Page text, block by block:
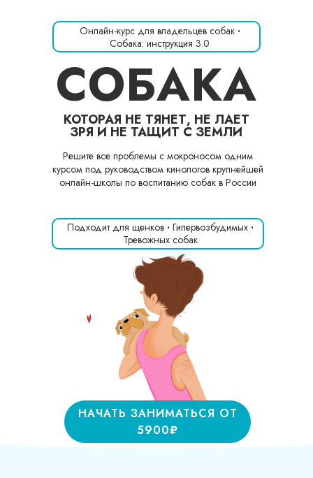
НАЧАТЬ ЗАНИМАТЬСЯ ОТ
5900₽
СОБАКА
Онлайн-курс для владельцев собак·
Собака: инструкция 3.0
Подходит для щенков· Гипервозбудимых·
Тревожных собак
Решите все проблемы с мокроносом одним
курсом под руководством кинологов крупнейшей
онлайн-школы по воспитанию собак в России
КОТОРАЯ НЕ ТЯНЕТ, НЕ ЛАЕТ
ЗРЯ И НЕ ТАЩИТ С ЗЕМЛИ